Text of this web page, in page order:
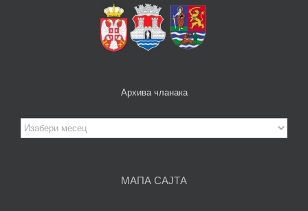
Архива чланака
Архива
чланака
МАПА САЈТА